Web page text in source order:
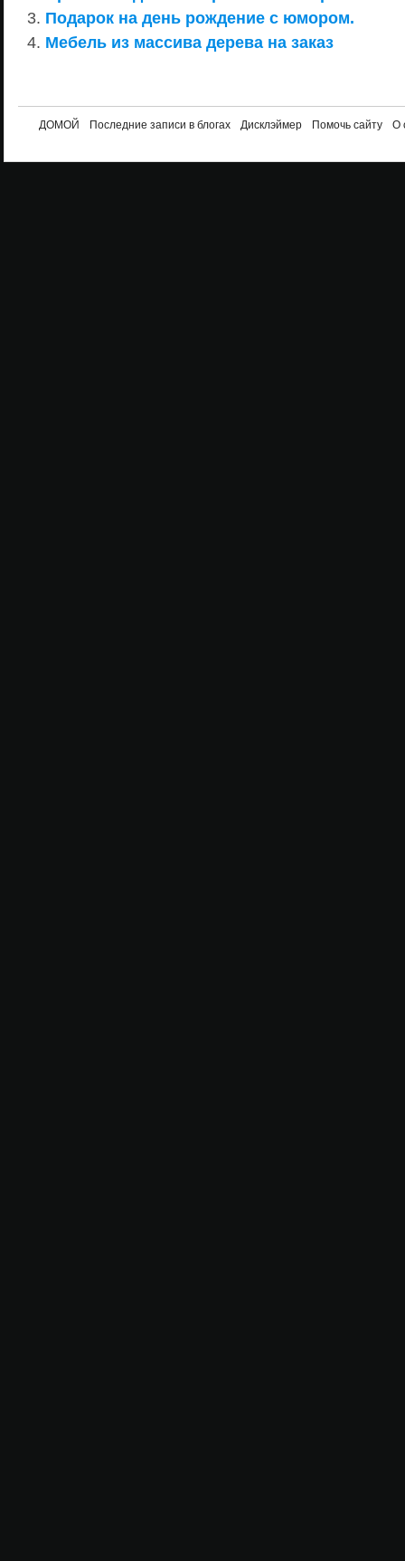
Подарок на день рождение с юмором.
Мебель из массива дерева на заказ
ДОМОЙ Последние записи в блогах Дисклэймер Помочь сайту О